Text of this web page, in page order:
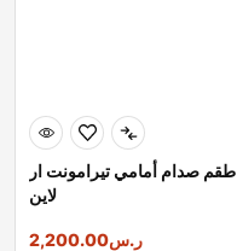
طقم صدام أمامي تيرامونت ار
لاين
ر.س2,200.00